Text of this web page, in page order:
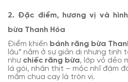
2. Đặc điểm, hương vị và
bừa Thanh Hóa
Điểm khiến bánh răng bừa
lâu” nằm ở sự giản dị nhưng tinh
như chiếc răng bừa, lớp vỏ dẻo
lá gói, nhân thịt – mộc nhĩ đậm
mắm chua cay là tròn vị.